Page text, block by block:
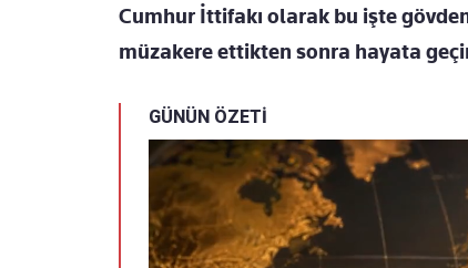
Cumhur İttifakı olarak bu işte
müzakere ettikten sonra hayata
GÜNÜN ÖZETİ